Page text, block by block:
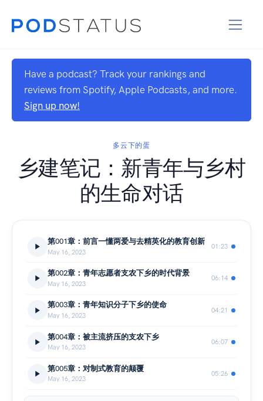
Have a podcast? Track your rankings and
reviews from Spotify, Apple Podcasts, and more.
Sign up now!
多云下的蛋
乡建笔记：新青年与乡村
的生命对话
第001章：前言一懂两爱与去精英化的教育创新
May 16, 2023
01:23
第002章：青年志愿者支农下乡的时代背景
May 16, 2023
06:14
第003章：青年知识分子下乡的使命
May 16, 2023
04:21
第004章：被主流挤压的支农下乡
May 16, 2023
06:07
第005章：对制式教育的颠覆
May 16, 2023
05:26